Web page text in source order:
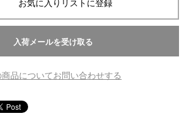
商品についてお問い合わせする